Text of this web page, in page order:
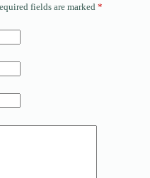
fields are marked *